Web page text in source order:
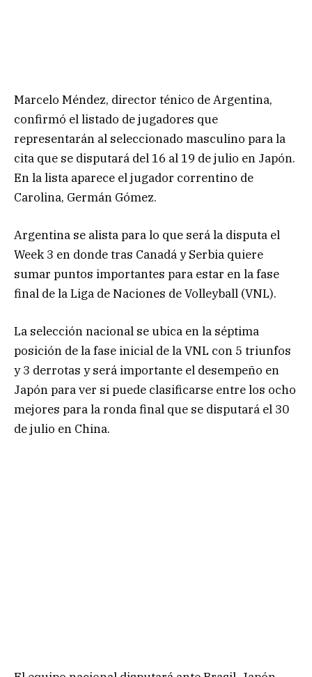
Marcelo Méndez, director ténico de Argentina,
confirmó el listado de jugadores que
representarán al seleccionado masculino para la
cita que se disputará del 16 al 19 de julio en Japón.
En la lista aparece el jugador correntino de
Carolina, Germán Gómez.
Argentina se alista para lo que será la disputa el
Week 3 en donde tras Canadá y Serbia quiere
sumar puntos importantes para estar en la fase
final de la Liga de Naciones de Volleyball (VNL).
La selección nacional se ubica en la séptima
posición de la fase inicial de la VNL con 5 triunfos
y 3 derrotas y será importante el desempeño en
Japón para ver si puede clasificarse entre los ocho
mejores para la ronda final que se disputará el 30
de julio en China.